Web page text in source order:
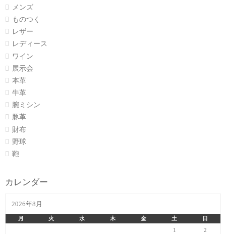
メンズ
ものつく
レザー
レディース
ワイン
展示会
本革
牛革
腕ミシン
豚革
財布
野球
鞄
カレンダー
2026年8月
月 火 水 木 金 土
日
1
2